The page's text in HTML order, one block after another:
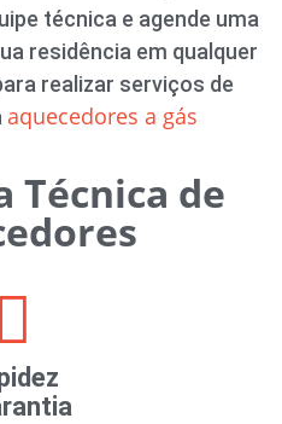
técnica e agende uma
residência em qualquer
realizar serviços de
aquecedores a gás
Técnica de